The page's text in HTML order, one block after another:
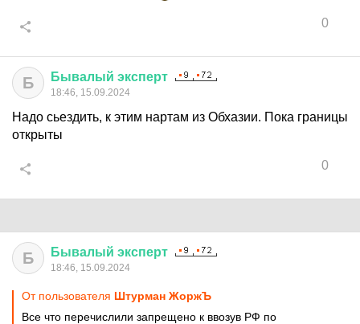
0
Б Бывалый эксперт
18:46, 15.09.2024
Надо сьездить, к этим нартам из Обхазии. Пока границы
открыты
0
Б Бывалый эксперт
18:46, 15.09.2024
От пользователя Штурман ЖоржЪ
Все что перечислили запрещено к ввозув РФ по